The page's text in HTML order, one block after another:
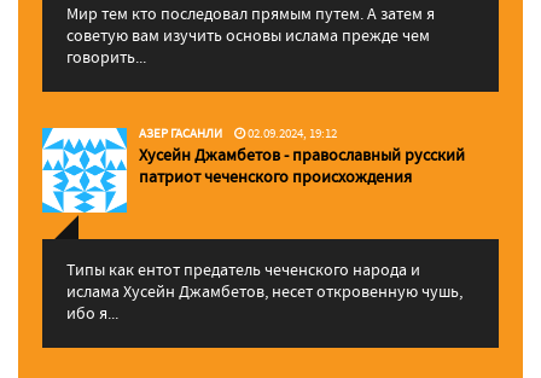
Мир тем кто последовал прямым путем. А затем я
советую вам изучить основы ислама прежде чем
говорить...
АЗЕР ГАСАНЛИ 02.09.2024, 19:12
Хусейн Джамбетов - православный русский
патриот чеченского происхождения
Типы как ентот предатель чеченского народа и
ислама Хусейн Джамбетов, несет откровенную чушь,
ибо я...